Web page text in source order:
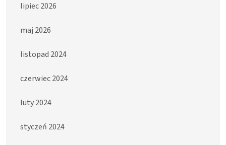
lipiec 2026
maj 2026
listopad 2024
czerwiec 2024
luty 2024
styczeń 2024